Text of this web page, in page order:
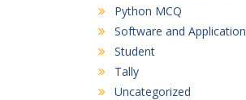
Python MCQ
Software and Application
Student
Tally
Uncategorized